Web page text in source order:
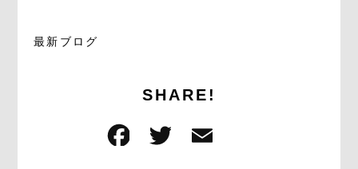
最新ブログ
SHARE!
F
T